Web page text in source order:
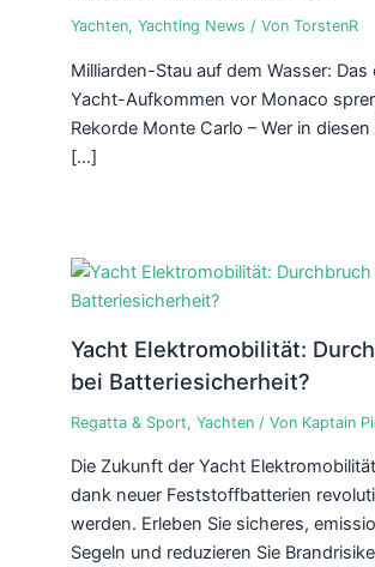
Yachten, Yachting News / Von TorstenR
Milliarden-Stau auf dem Wasser: Das
Yacht-Aufkommen vor Monaco
Rekorde Monte Carlo – Wer in
[…]
Yacht Elektromobilität:
bei Batteriesicherheit?
Regatta & Sport, Yachten/ Von Kaptain
Die Zukunft der Yacht
dank neuer Feststoffbatterien
werden. Erleben Sie sicheres,
Segeln und reduzieren Sie